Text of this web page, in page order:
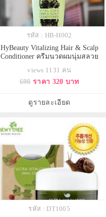
รหัส : HB-H002
HyBeauty Vitalizing Hair & Scalp
Conditioner ครีมนวดผมนุ่มสลวย
views 1131 คน
690 ราคา 320 บาท
ดูรายละเอียด
รหัส : DT1005